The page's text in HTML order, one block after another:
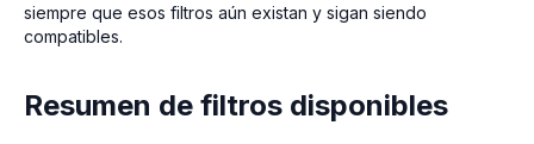
siempre que esos filtros aún existan y sigan siendo
compatibles.
Resumen de filtros disponibles